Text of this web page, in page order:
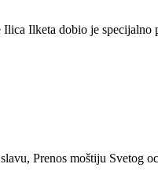
Ilketa dobio je
Prenos moštiju